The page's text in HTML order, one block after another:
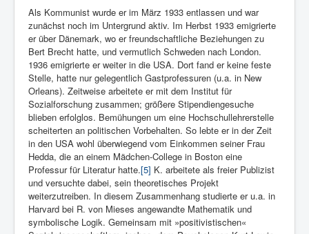
Als Kommunist wurde er im März 1933 entlassen und war
zunächst noch im Untergrund aktiv. Im Herbst 1933 emigrierte
er über Dänemark, wo er freundschaftliche Beziehungen zu
Bert Brecht hatte, und vermutlich Schweden nach London.
1936 emigrierte er weiter in die USA. Dort fand er keine feste
Stelle, hatte nur gelegentlich Gastprofessuren (u.a. in New
Orleans). Zeitweise arbeitete er mit dem Institut für
Sozialforschung zusammen; größere Stipendiengesuche
blieben erfolglos. Bemühungen um eine Hochschullehrerstelle
scheiterten an politischen Vorbehalten. So lebte er in der Zeit
in den USA wohl überwiegend vom Einkommen seiner Frau
Hedda, die an einem Mädchen-College in Boston eine
Professur für Literatur hatte.[5] K. arbeitete als freier Publizist
und versuchte dabei, sein theoretisches Projekt
weiterzutreiben. In diesem Zusammenhang studierte er u.a. in
Harvard bei R. von Mieses angewandte Mathematik und
symbolische Logik. Gemeinsam mit »positivistischen«